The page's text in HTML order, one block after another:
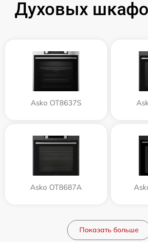
Духовых
Asko OT8637S
Asko OT8687A
Показать больше